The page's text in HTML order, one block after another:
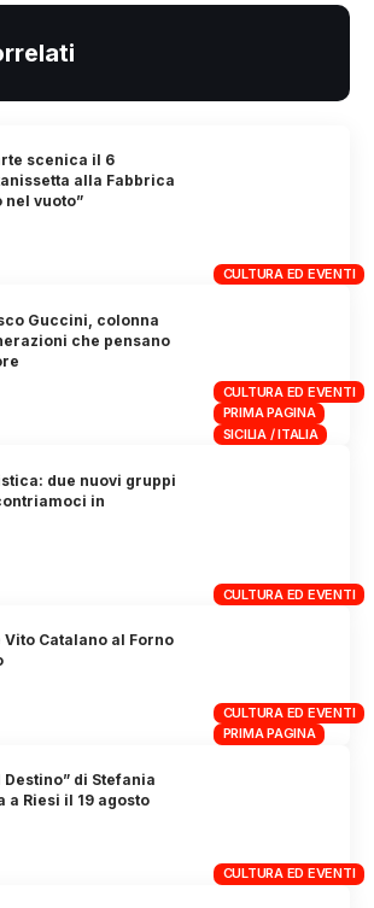
CULTURA ED EVENTI
scenica il 6
alla Fabbrica
nel vuoto”
CULTURA ED EVENTI
PRIMA PAGINA
SICILIA / ITALIA
Guccini, colonna
che pensano
CULTURA ED EVENTI
due nuovi gruppi
in
CULTURA ED EVENTI
PRIMA PAGINA
Catalano al Forno
CULTURA ED EVENTI
di Stefania
a Riesi il 19 agosto